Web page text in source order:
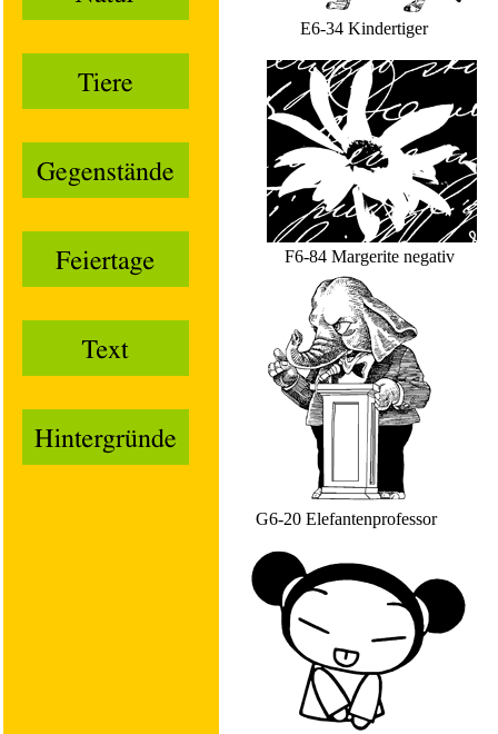
E6-34 Kindertiger
F6-84 Margerite negativ
G6-20 Elefantenprofessor